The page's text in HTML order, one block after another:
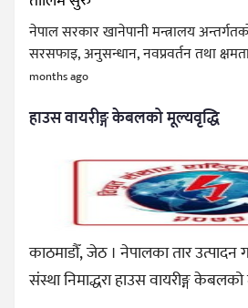
नेपाल सरकार खानेपानी मन्त्रालय अन्तर्गतको
सरसफाइ, अनुसन्धान, नवप्रवर्तन तथा
months ago
हाउस वायरीङ्ग केबलको मूल्यवृद्धि
काठमाडौँ, जेठ । नेपालका तार उत्पादन
संस्था निमाद्धरा हाउस वायरीङ्ग